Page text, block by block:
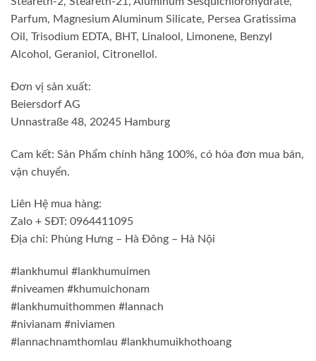
Parfum, Magnesium Aluminum Silicate, Persea Gratissima
Oil, Trisodium EDTA, BHT, Linalool, Limonene, Benzyl
Alcohol, Geraniol, Citronellol.
Đơn vị sản xuất:
Beiersdorf AG
Unnastraße 48, 20245 Hamburg
Cam kết: Sản Phẩm chính hãng 100%, có hóa đơn mua bán,
vận chuyển.
Liên Hệ mua hàng:
Zalo + SĐT: 0964411095
Địa chỉ: Phùng Hưng – Hà Đông – Hà Nội
#lankhumui #lankhumuimen
#niveamen #khumuichonam
#lankhumuithommen #lannach
#nivianam #niviamen
#lannachnamthomlau #lankhumuikhothoang